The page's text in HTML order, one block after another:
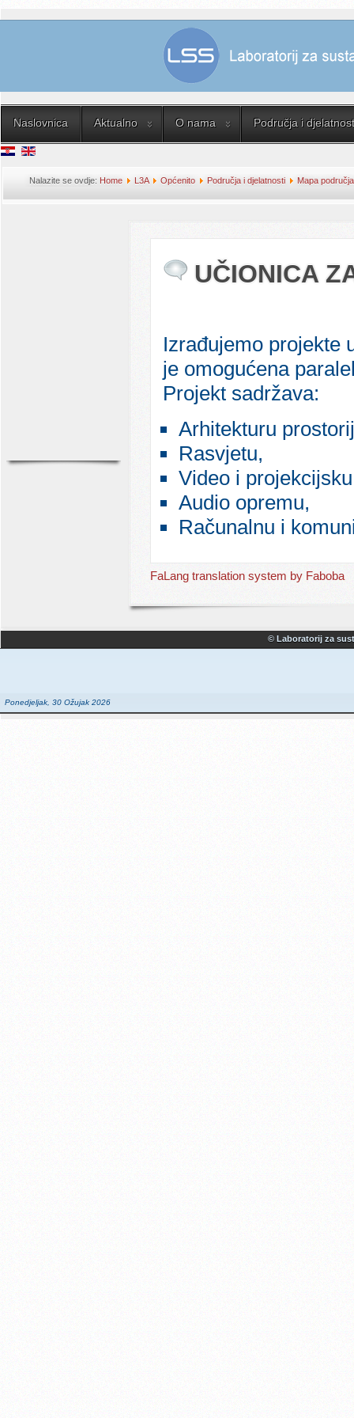
Naslovnica Aktualno O nama Područja i
Nalazite se ovdje: Home L3A Općenito Područja i djelatnosti
Mapa
UČIONICA
Izrađujemo projekte
je omogućena
Projekt sadržava:
Arhitekturu
Rasvjetu,
Video i
Audio opremu,
Računalnu i
FaLang translation system by Faboba
© Laboratorij za
Ponedjeljak, 30 Ožujak 2026